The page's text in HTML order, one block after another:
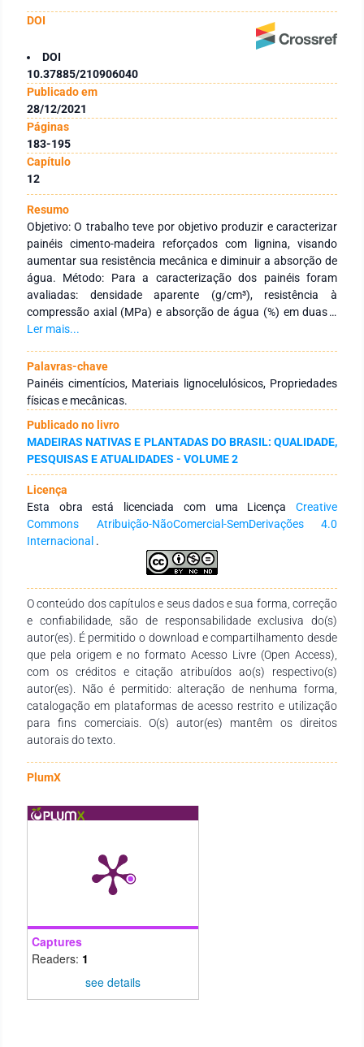
DOI
DOI
10.37885/210906040
Publicado em
28/12/2021
Páginas
183-195
Capítulo
12
Resumo
Objetivo: O trabalho teve por objetivo produzir e caracterizar
painéis cimento-madeira reforçados com lignina, visando
aumentar sua resistência mecânica e diminuir a absorção de
água. Método: Para a caracterização dos painéis foram
avaliadas: densidade aparente (g/cm³), resistência à
compressão axial (MPa) e absorção de água (%) em duas e
24 horas. Na confecção dos painéis foram utilizados cimento
lignina e aditivo. A madeira de pinus foi submetida à moagem
e secagem à 8,0% de umidade e a lignina kraft de origem
industrial foi utilizada em pó com 4,6% de umidade. Após a
argamassa pronta, esta foi colocada em moldes
confeccionados de acordo com a NBR 5738:2003 e D-
1037:1999, submetidos a adensamento vibro-mecânico.
Determinou-se quatro tratamentos para confecção dos
painéis: T1- cimento e pinus; T2 - cimento, pinus e lignina; T3 -
cimento e lignina; e T4 - cimento e areia. Resultados: O T1
apresentou maior percentual de absorção de água (29,55%),
o T3 apresentou valores de densidade e absorção
satisfatórios (1,16 g/cm³ e 9,62 %, respectivamente) e o T2,
dentre os painéis cimento-madeira, foi o que apresentou as
pois atingiu maior média de resistência (10,35 MPa),
densidade aparente (1,27 g/cm³) e teores de absorção
(13,85%) satisfatórios. Conclusões: A lignina influenciou
positivamente a densidade aparente e absorção de água nos
painéis. O tratamento com pinus e lignina, dentre os painéis
de madeira, foi o que apresentou melhor comportamento de
resistência à compressão axial.
Ler mais...
Palavras-chave
Painéis cimentícios, Materiais lignocelulósicos, Propriedades
físicas e mecânicas.
Publicado no livro
MADEIRAS NATIVAS E PLANTADAS DO BRASIL: QUALIDADE,
PESQUISAS E ATUALIDADES - VOLUME 2
Licença
Esta obra está licenciada com uma Licença Creative
Commons Atribuição-NãoComercial-SemDerivações 4.0
Internacional .
O conteúdo dos capítulos e seus dados e sua forma, correção
e confiabilidade, são de responsabilidade exclusiva do(s)
autor(es). É permitido o download e compartilhamento desde
que pela origem e no formato Acesso Livre (Open Access),
com os créditos e citação atribuídos ao(s) respectivo(s)
autor(es). Não é permitido: alteração de nenhuma forma,
catalogação em plataformas de acesso restrito e utilização
para fins comerciais. O(s) autor(es) mantêm os direitos
autorais do texto.
PlumX
Captures
Readers: 1
see details